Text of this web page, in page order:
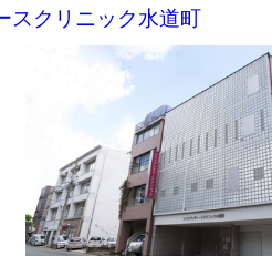
スクリニック水道町